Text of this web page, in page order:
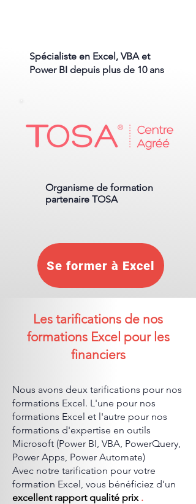
Spécialiste en Excel, VBA et
Power BI depuis plus de 10 ans
Organisme de formation
partenaire TOSA
Se former à Excel
Les tarifications de nos
formations Excel pour les
financiers
Nous avons deux tarifications pour nos
formations Excel. L'une pour nos
formations Excel et l'autre pour nos
formations d'expertise en outils
Microsoft (Power BI, VBA, PowerQuery,
Power Apps, Power Automate)
Avec notre tarification pour votre
formation Excel, vous bénéficiez d’un
excellent rapport qualité prix.